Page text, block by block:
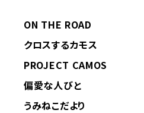
ON THE ROAD
クロスするカモス
PROJECT CAMOS
偏愛な人びと
うみねこだより